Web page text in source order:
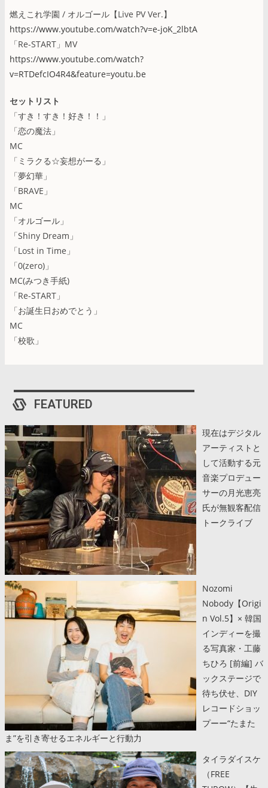
燃えこれ学園 / オルゴール【Live PV Ver.】
https://www.youtube.com/watch?v=e-joK_2lbtA
「Re-START」MV
https://www.youtube.com/watch?
v=RTDefcIO4R4&feature=youtu.be
セットリスト
「すき！すき！好き！！」
「恋の魔法」
MC
「ミラクる☆妄想がーる」
「夢幻華」
「BRAVE」
MC
「オルゴール」
「Shiny Dream」
「Lost in Time」
「0(zero)」
MC(みつき手紙)
「Re-START」
「お誕生日おめでとう」
MC
「校歌」
FEATURED
現在はデジタル
アーティストと
して活動する元
音楽プロデュー
サーの月光恵亮
氏が無観客配信
トークライブ
Nozomi
Nobody【Origi
n Vol.5】× 韓国
インディーを撮
る写真家・工藤
ちひろ [前編] バ
ックステージで
待ち伏せ、DIY
レコードショッ
プーー“たまた
ま”を引き寄せるエネルギーと行動力
タイラダイスケ
（FREE